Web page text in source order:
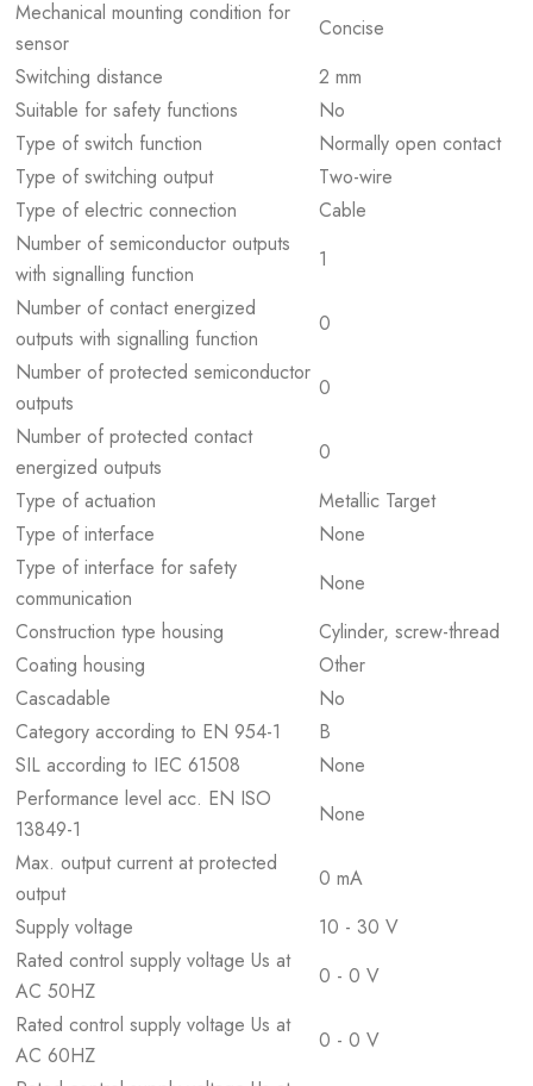
Mechanical mounting condition for
sensor
Concise
Switching distance
2 mm
Suitable for safety functions
No
Type of switch function
Normally open contact
Type of switching output
Two-wire
Type of electric connection
Cable
Number of semiconductor outputs
with signalling function
1
Number of contact energized
outputs with signalling function
0
Number of protected semiconductor
outputs
0
Number of protected contact
energized outputs
0
Type of actuation
Metallic Target
Type of interface
None
Type of interface for safety
communication
None
Construction type housing
Cylinder, screw-thread
Coating housing
Other
Cascadable
No
Category according to EN 954-1
B
SIL according to IEC 61508
None
Performance level acc. EN ISO
13849-1
None
Max. output current at protected
output
0 mA
Supply voltage
10 - 30 V
Rated control supply voltage Us at
AC 50HZ
0 - 0 V
Rated control supply voltage Us at
AC 60HZ
0 - 0 V